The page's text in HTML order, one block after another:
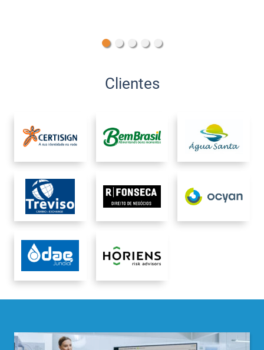
Clientes